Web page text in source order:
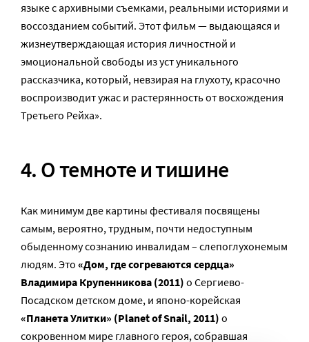
языке с архивными съемками, реальными историями и
воссозданием событий. Этот фильм — выдающаяся и
жизнеутверждающая история личностной и
эмоциональной свободы из уст уникального
рассказчика, который, невзирая на глухоту, красочно
воспроизводит ужас и растерянность от восхождения
Третьего Рейха».
4. О темноте и тишине
Как минимум две картины фестиваля посвящены
самым, вероятно, трудным, почти недоступным
обыденному сознанию инвалидам – слепоглухонемым
людям. Это «Дом, где согреваются сердца»
Владимира Крупенникова (2011) о Сергиево-
Посадском детском доме, и японо-корейская
«Планета Улитки» (Planet of Snail, 2011) о
сокровенном мире главного героя, собравшая